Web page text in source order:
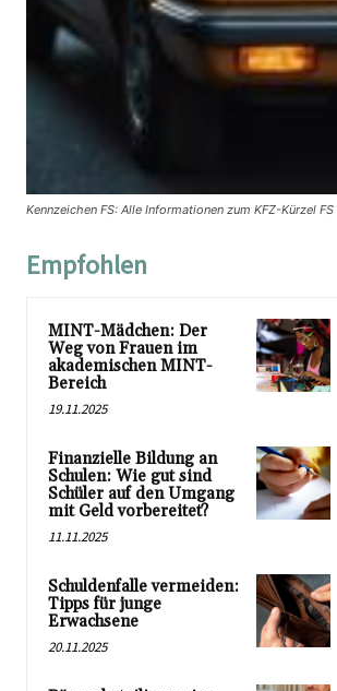
Kennzeichen FS: Alle Informationen zum KFZ-Kürzel FS
Empfohlen
MINT-Mädchen: Der
Weg von Frauen im
akademischen MINT-
Bereich
19.11.2025
Finanzielle Bildung an
Schulen: Wie gut sind
Schüler auf den Umgang
mit Geld vorbereitet?
11.11.2025
Schuldenfalle vermeiden:
Tipps für junge
Erwachsene
20.11.2025